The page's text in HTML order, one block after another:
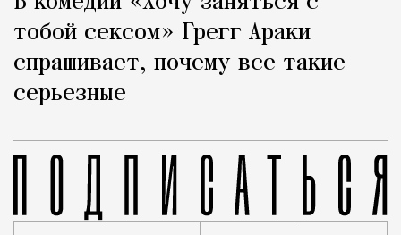
тобой сексом» Грегг Араки
спрашивает, почему все такие
серьезные